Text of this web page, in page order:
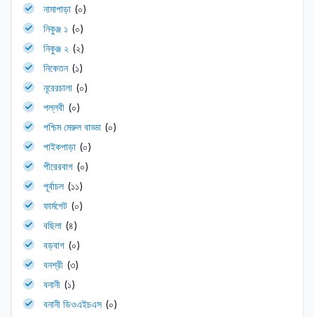
নামাপাড়া (০)
নিকুঞ্জ ১ (০)
নিকুঞ্জ ২ (২)
নিকেতন (১)
নূরেরচালা (০)
পল্লবী (০)
পশ্চিম মেরুল বাড্ডা (০)
পাইকপাড়া (০)
পীরেরবাগ (০)
পূর্বাচল (১১)
ফার্মগেট (০)
বছিলা (৪)
বড়বাগ (০)
বনশ্রী (৩)
বনানী (১)
বনানী ডিওএইচএস (০)